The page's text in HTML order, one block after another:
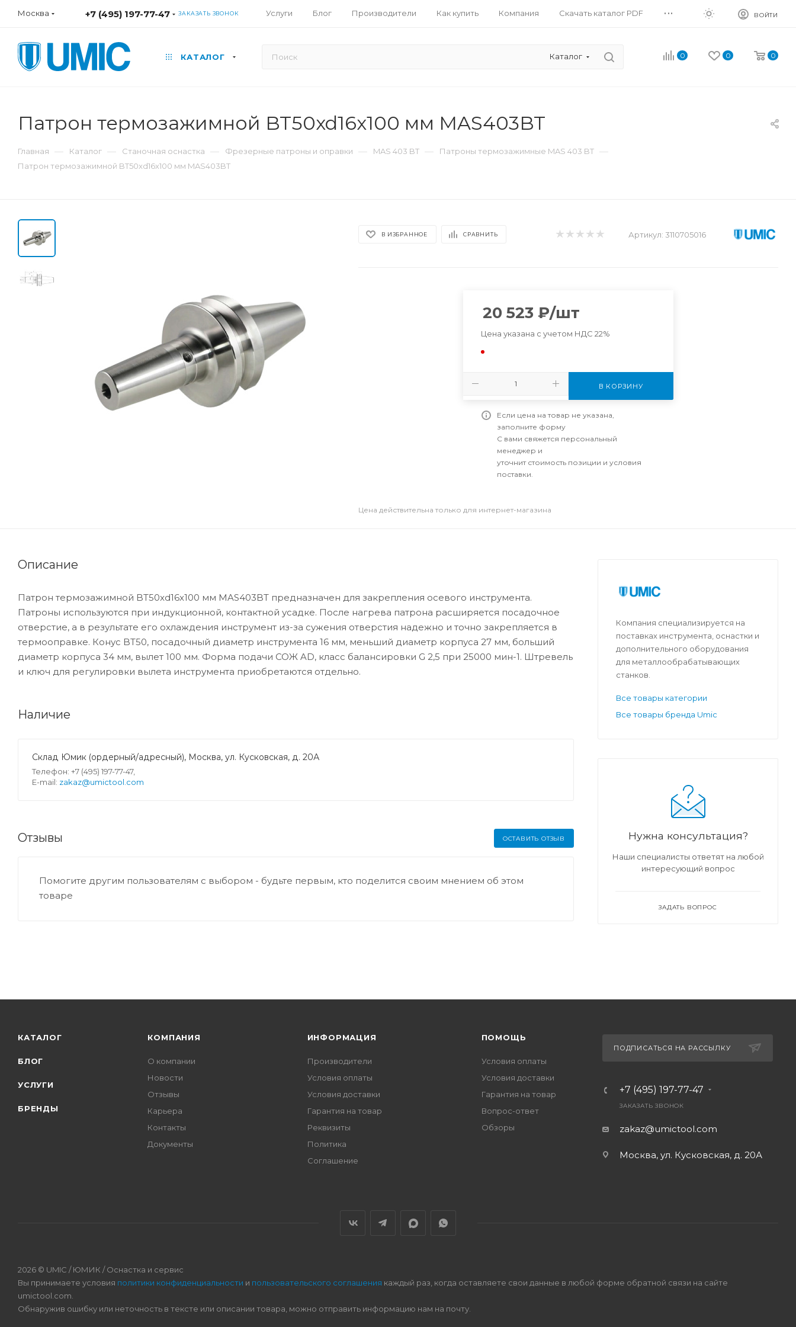
Москва +7 (495) 197-77-47 ЗАКАЗАТЬ ЗВОНОК Услуги Блог Производители Как купить Компания Скачать каталог PDF ... ВОЙТИ
КАТАЛОГ Каталог 0 0 0
Патрон термозажимной BT50xd16x100 мм MAS403BT
Главная — Каталог — Станочная оснастка — Фрезерные патроны и оправки — MAS 403 BT — Патроны термозажимные MAS 403 BT —
Патрон термозажимной BT50xd16x100 мм MAS403BT
В ИЗБРАННОЕ СРАВНИТЬ Артикул: 3110705016
20 523 ₽/шт
Цена указана с учетом НДС 22%
В КОРЗИНУ
Если цена на товар не указана,
заполните форму
С вами свяжется персональный
менеджер и
уточнит стоимость позиции и условия
поставки.
Цена действительна только для интернет-магазина
Описание
Патрон термозажимной BT50xd16x100 мм MAS403BT предназначен для закрепления осевого инструмента.
Патроны используются при индукционной, контактной усадке. После нагрева патрона расширяется посадочное
отверстие, а в результате его охлаждения инструмент из-за сужения отверстия надежно и точно закрепляется в
термооправке. Конус BT50, посадочный диаметр инструмента 16 мм, меньший диаметр корпуса 27 мм, больший
диаметр корпуса 34 мм, вылет 100 мм. Форма подачи СОЖ AD, класс балансировки G 2,5 при 25000 мин-1. Штревель
и ключ для регулировки вылета инструмента приобретаются отдельно.
Наличие
Склад Юмик (ордерный/адресный), Москва, ул. Кусковская, д. 20А
Телефон: +7 (495) 197-77-47,
E-mail: zakaz@umictool.com
Отзывы ОСТАВИТЬ ОТЗЫВ
Помогите другим пользователям с выбором - будьте первым, кто поделится своим мнением об этом
товаре
Компания специализируется на
поставках инструмента, оснастки и
дополнительного оборудования
для металлообрабатывающих
станков.
Все товары категории
Все товары бренда Umic
Нужна консультация?
Наши специалисты ответят на любой
интересующий вопрос
ЗАДАТЬ ВОПРОС
КАТАЛОГ
БЛОГ
УСЛУГИ
БРЕНДЫ
КОМПАНИЯ
О компании
Новости
Отзывы
Карьера
Контакты
Документы
ИНФОРМАЦИЯ
Производители
Условия оплаты
Условия доставки
Гарантия на товар
Реквизиты
Политика
Соглашение
ПОМОЩЬ
Условия оплаты
Условия доставки
Гарантия на товар
Вопрос-ответ
Обзоры
ПОДПИСАТЬСЯ НА РАССЫЛКУ
+7 (495) 197-77-47
ЗАКАЗАТЬ ЗВОНОК
zakaz@umictool.com
Москва, ул. Кусковская, д. 20А
2026 © UMIC / ЮМИК / Оснастка и сервис
Вы принимаете условия политики конфиденциальности и пользовательского соглашения каждый раз, когда оставляете свои данные в любой форме обратной связи на сайте
umictool.com.
Обнаружив ошибку или неточность в тексте или описании товара, можно отправить информацию нам на почту.